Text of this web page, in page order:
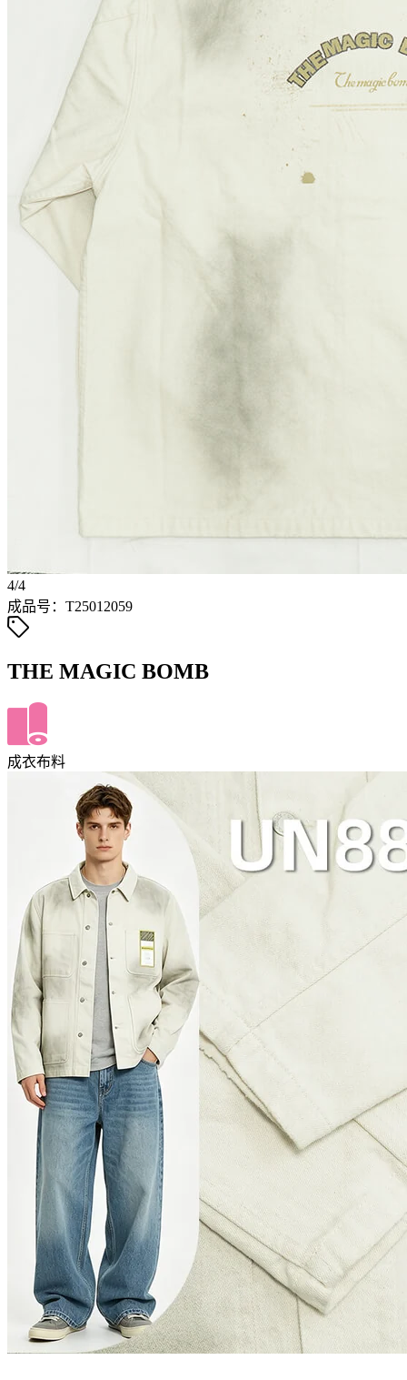
4/4
成品号：T25012059
THE MAGIC BOMB
成衣布料